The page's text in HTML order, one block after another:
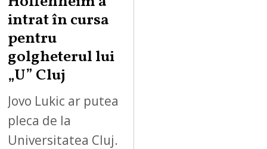
intrat în cursa
pentru
golgheterul lui
„U” Cluj
Jovo Lukic ar putea
pleca de la
Universitatea Cluj.